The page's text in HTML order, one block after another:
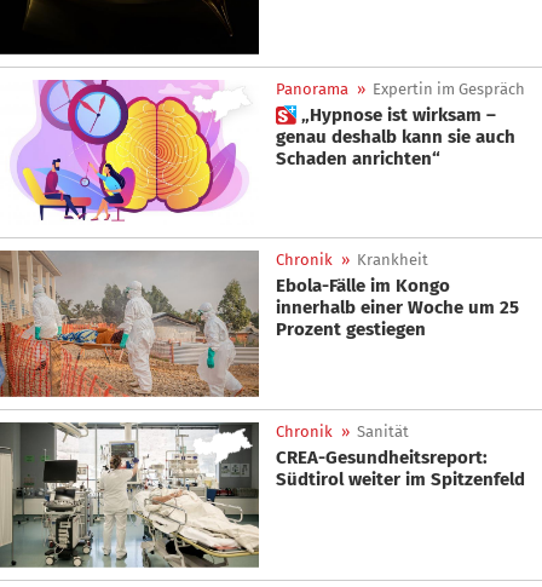
Panorama » Expertin im Gespräch
 „Hypnose ist wirksam –
genau deshalb kann sie auch
Schaden anrichten“
Chronik » Krankheit
Ebola-Fälle im Kongo
innerhalb einer Woche um 25
Prozent gestiegen
Chronik » Sanität
CREA-Gesundheitsreport:
Südtirol weiter im Spitzenfeld